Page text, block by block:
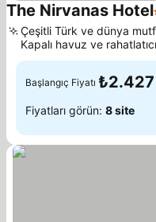
The Nirvanas Hotel
Çeşitli Türk ve dünya
Kapalı havuz ve rahatlatıcı
sauna
Başlangıç Fiyatı ₺2.427
Fiyatları görün: 8 site